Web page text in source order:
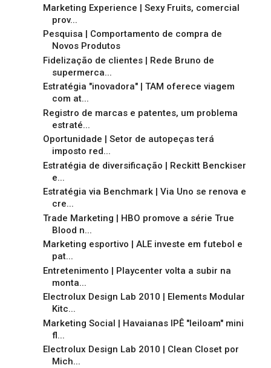
Marketing Experience | Sexy Fruits, comercial
prov...
Pesquisa | Comportamento de compra de
Novos Produtos
Fidelização de clientes | Rede Bruno de
supermerca...
Estratégia "inovadora" | TAM oferece viagem
com at...
Registro de marcas e patentes, um problema
estraté...
Oportunidade | Setor de autopeças terá
imposto red...
Estratégia de diversificação | Reckitt Benckiser
e...
Estratégia via Benchmark | Via Uno se renova e
cre...
Trade Marketing | HBO promove a série True
Blood n...
Marketing esportivo | ALE investe em futebol e
pat...
Entretenimento | Playcenter volta a subir na
monta...
Electrolux Design Lab 2010 | Elements Modular
Kitc...
Marketing Social | Havaianas IPÊ "leiloam" mini
fl...
Electrolux Design Lab 2010 | Clean Closet por
Mich...